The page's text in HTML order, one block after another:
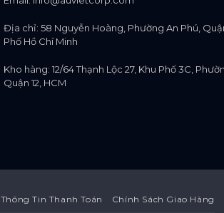
Địa chỉ: 58 Nguyễn Hoàng, Phường An Phú,
Phố Hồ Chí Minh
Kho hàng: 12/64 Thạnh Lộc 27, Khu Phố 3C,
Quận 12, HCM
Thông Tin Thanh Toán Chính Sách Giao Hàng